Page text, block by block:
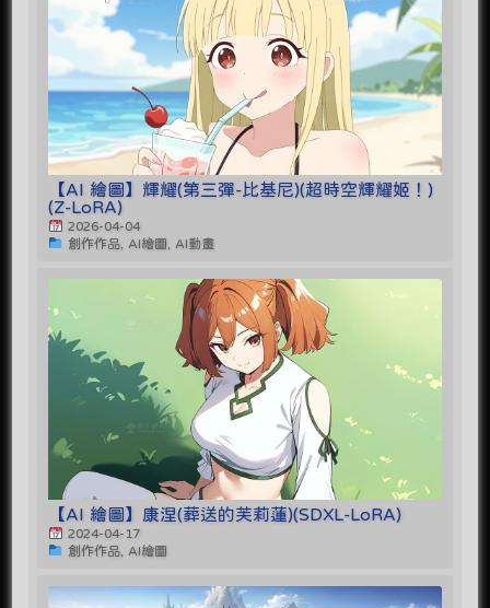
【AI 繪圖】輝耀(第三彈-比基尼)(超時空輝耀姬！)
(Z-LoRA)
2026-04-04
創作作品, AI繪圖, AI動畫
【AI 繪圖】康涅(葬送的芙莉蓮)(SDXL-LoRA)
2024-04-17
創作作品, AI繪圖